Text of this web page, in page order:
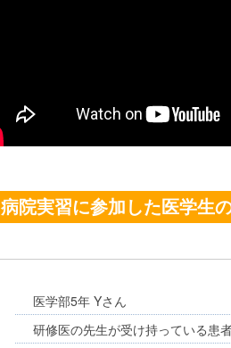
病院実習に参加した医学生
医学部5年 Yさん
研修医の先生が受け持っている患